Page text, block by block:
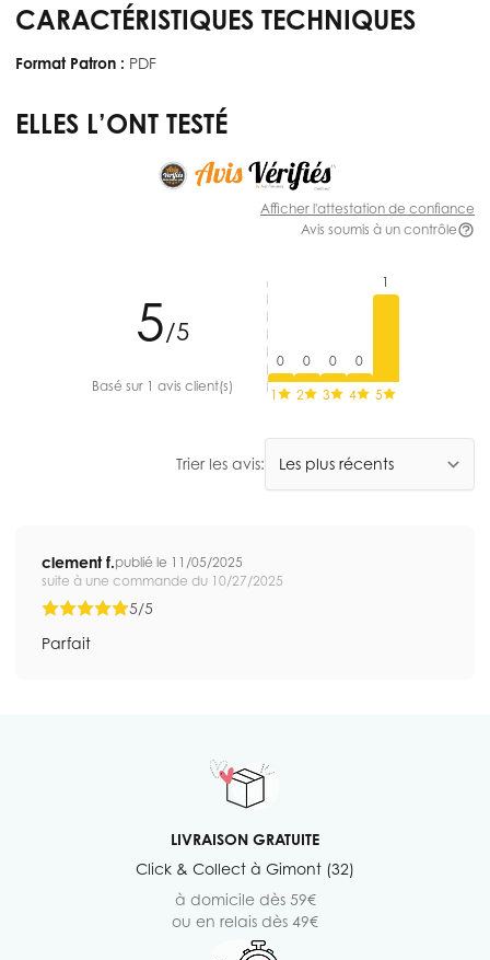
CARACTÉRISTIQUES TECHNIQUES
Format Patron : PDF
ELLES L’ONT TESTÉ
Afficher l'attestation de confiance
Avis soumis à un contrôle
5/5
Basé sur 1 avis client(s)
0
1
0
2
0
3
0
4
1
5
Trier les avis:
clement f.publié le 11/05/2025
suite à une commande du 10/27/2025
5/5
Parfait
LIVRAISON GRATUITE
Click & Collect à Gimont (32)
à domicile dès 59€
ou en relais dès 49€